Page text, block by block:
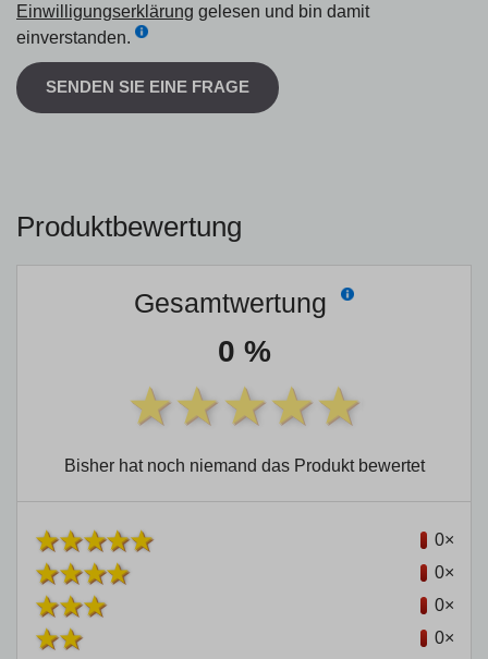
Einwilligungserklärung gelesen und bin damit
einverstanden.
SENDEN SIE EINE FRAGE
Produktbewertung
Gesamtwertung
0 %
Bisher hat noch niemand das Produkt bewertet
0×
0×
0×
0×